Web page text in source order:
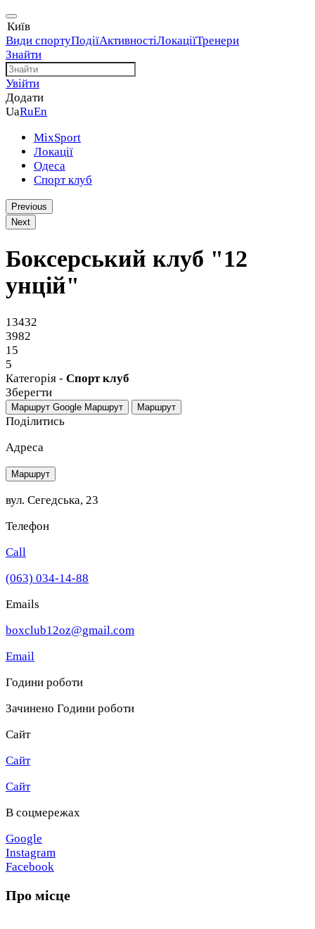
Київ
Види спортуПодіїАктивностіЛокаціїТренери
Знайти
Увійти
Додати
UaRuEn
MixSport
Локації
Одеса
Спорт клуб
Previous
Next
Боксерський клуб "12
унцій"
13432
3982
15
5
Категорія - Спорт клуб
Зберегти
Маршрут Google Маршрут Маршрут
Поділитись
Адреса
Маршрут
вул. Сегедська, 23
Телефон
Call
(063) 034-14-88
Emails
boxclub12oz@gmail.com
Email
Години роботи
Зачинено Години роботи
Сайт
Сайт
Сайт
В соцмережах
Google
Instagram
Facebook
Про місце